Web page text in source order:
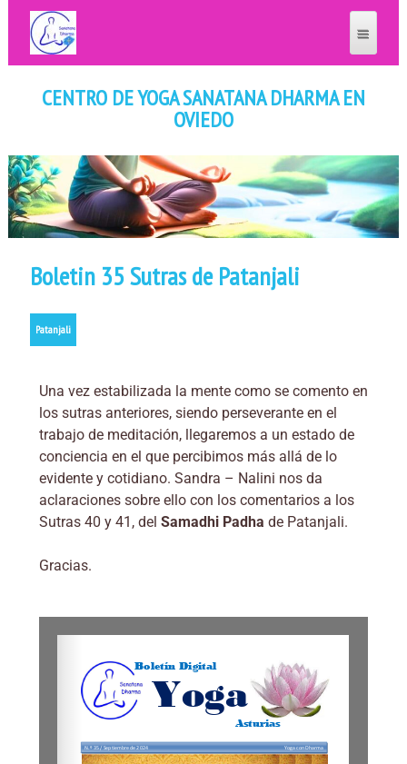
CENTRO DE YOGA SANATANA DHARMA EN
OVIEDO
Boletin 35 Sutras de Patanjali
Patanjali
Una vez estabilizada la mente como se comento en
los sutras anteriores, siendo perseverante en el
trabajo de meditación, llegaremos a un estado de
conciencia en el que percibimos más allá de lo
evidente y cotidiano. Sandra – Nalini nos da
aclaraciones sobre ello con los comentarios a los
Sutras 40 y 41, del Samadhi Padha de Patanjali.
Gracias.